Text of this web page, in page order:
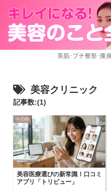
美肌･プチ整形･痩
美容クリニック
記事数:(1)
その他
美容医療選びの新常識！口コミ
アプリ「トリビュー」